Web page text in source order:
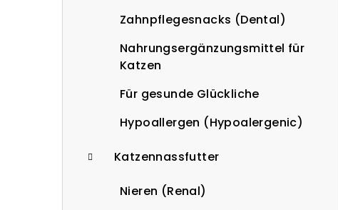
Zahnpflegesnacks (Dental)
Nahrungsergänzungsmittel für
Katzen
Für gesunde Glückliche
Hypoallergen (Hypoalergenic)
Katzennassfutter
Nieren (Renal)